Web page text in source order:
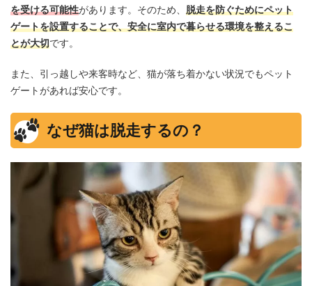
を受ける可能性があります。そのため、 脱走を防ぐためにペット
ゲートを設置することで、安全に室内で暮らせる環境を整えるこ
とが大切です。
また、引っ越しや来客時など、猫が落ち着かない状況でもペット
ゲートがあれば安心です。
なぜ猫は脱走するの？